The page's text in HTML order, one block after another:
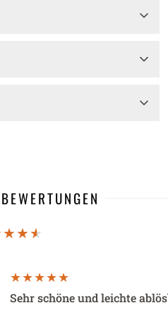
Sehr schöne und leichte